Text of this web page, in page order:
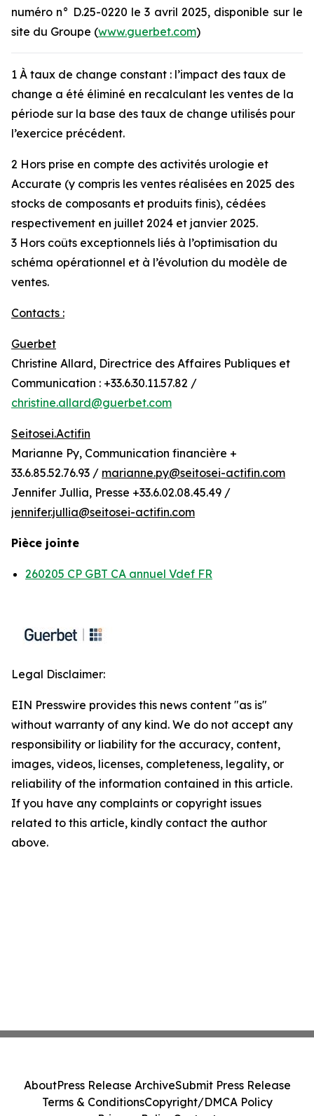
numéro n° D.25-0220 le 3 avril 2025, disponible sur le
site du Groupe (www.guerbet.com)
1 À taux de change constant : l’impact des taux de
change a été éliminé en recalculant les ventes de la
période sur la base des taux de change utilisés pour
l’exercice précédent.
2 Hors prise en compte des activités urologie et
Accurate (y compris les ventes réalisées en 2025 des
stocks de composants et produits finis), cédées
respectivement en juillet 2024 et janvier 2025.
3 Hors coûts exceptionnels liés à l’optimisation du
schéma opérationnel et à l’évolution du modèle de
ventes.
Contacts :
Guerbet
Christine Allard, Directrice des Affaires Publiques et
Communication : +33.6.30.11.57.82 /
christine.allard@guerbet.com
Seitosei.Actifin
Marianne Py, Communication financière +
33.6.85.52.76.93 / marianne.py@seitosei-actifin.com
Jennifer Jullia, Presse +33.6.02.08.45.49 /
jennifer.jullia@seitosei-actifin.com
Pièce jointe
260205 CP GBT CA annuel Vdef FR
Legal Disclaimer:
EIN Presswire provides this news content "as is"
without warranty of any kind. We do not accept any
responsibility or liability for the accuracy, content,
images, videos, licenses, completeness, legality, or
reliability of the information contained in this article.
If you have any complaints or copyright issues
related to this article, kindly contact the author
above.
AboutPress Release ArchiveSubmit Press Release
Terms & ConditionsCopyright/DMCA Policy